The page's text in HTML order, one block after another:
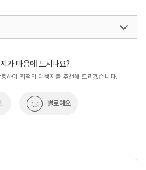
가 마음에 드시나요?
하여 최적의 여행지를 추천해 드리겠습니다.
별로예요